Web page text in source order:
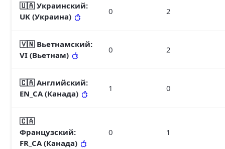
🇺🇦 Украинский:
UK (Украина)
0 2
🇻🇳 Вьетнамский:
VI (Вьетнам)
0 2
🇨🇦 Английский:
EN_CA (Канада)
1 0
🇨🇦
Французский:
FR_CA (Канада)
0 1